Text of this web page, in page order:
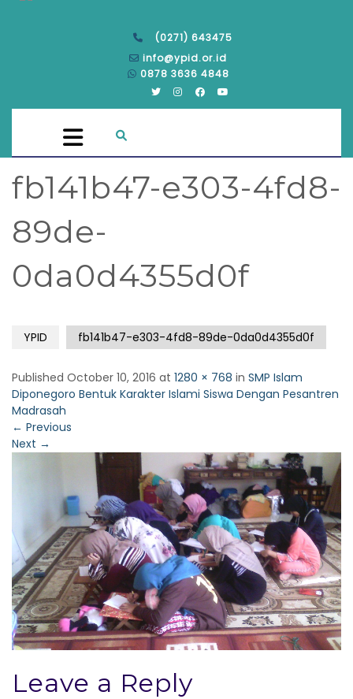
(0271) 643475
info@ypid.or.id
0878 3636 4848
fb141b47-e303-4fd8-
89de-
0da0d4355d0f
YPID fb141b47-e303-4fd8-89de-0da0d4355d0f
Published October 10, 2016 at 1280 × 768 in SMP Islam
Diponegoro Bentuk Karakter Islami Siswa Dengan Pesantren
Madrasah
← Previous
Next →
Leave a Reply